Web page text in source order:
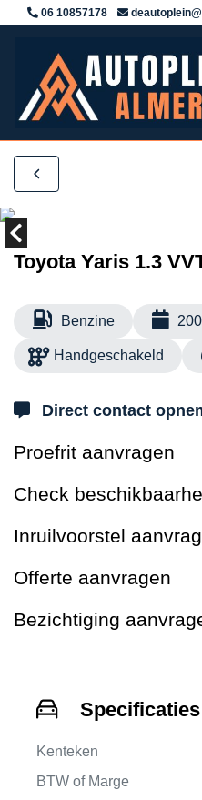
06 10857178
Toyota Yaris 1.3
Benzine
Handgeschakeld
Direct contact
Proefrit aanvragen
Check
Inruilvoorstel
Offerte aanvragen
Bezichtiging
Specificaties
Kenteken
BTW of Marge